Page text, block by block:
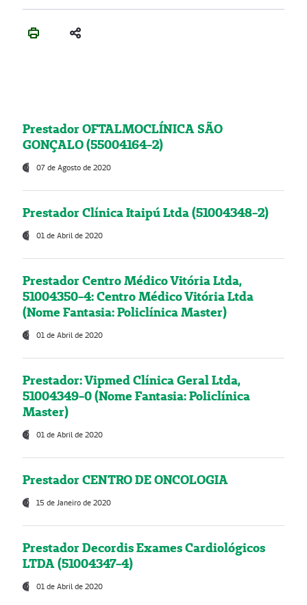
Prestador OFTALMOCLÍNICA SÃO
GONÇALO (55004164-2)
07 de Agosto de 2020
Prestador Clínica Itaipú Ltda (51004348-2)
01 de Abril de 2020
Prestador Centro Médico Vitória Ltda,
51004350-4: Centro Médico Vitória Ltda
(Nome Fantasia: Policlínica Master)
01 de Abril de 2020
Prestador: Vipmed Clínica Geral Ltda,
51004349-0 (Nome Fantasia: Policlínica
Master)
01 de Abril de 2020
Prestador CENTRO DE ONCOLOGIA
15 de Janeiro de 2020
Prestador Decordis Exames Cardiológicos
LTDA (51004347-4)
01 de Abril de 2020